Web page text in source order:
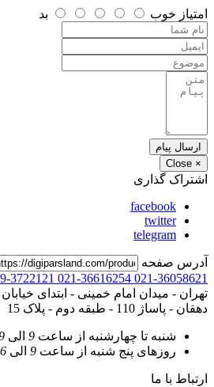
امتیاز خوب بد
ارسال پیام
×
Close
اشتراک گذاری
facebook
twitter
telegram
آدرس صفحه
021-36058621
021-36616254
3722121
تهران - میدان امام خمینی - ابتدای خیابان
دهقان - پاساژ 110 - طبقه دوم - پلاک 15
شنبه تا چهارشنبه از ساعت 9 الی
روزهای پنج شنبه از ساعت 9 الی
ارتباط با ما